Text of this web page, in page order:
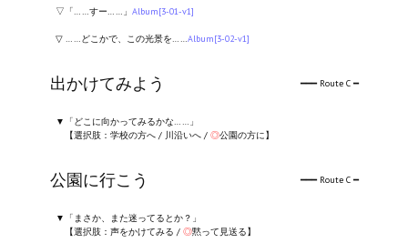
▽「……すー……」 Album[3-01-v1]
▽ ……どこかで、この光景を…… Album[3-02-v1]
出かけてみよう ━━━ Route C ━
▼「どこに向かってみるかな……」
【選択肢：学校の方へ / 川沿いへ / ◎公園の方に】
公園に行こう ━━━ Route C ━
▼「まさか、また迷ってるとか？」
【選択肢：声をかけてみる / ◎黙って見送る】